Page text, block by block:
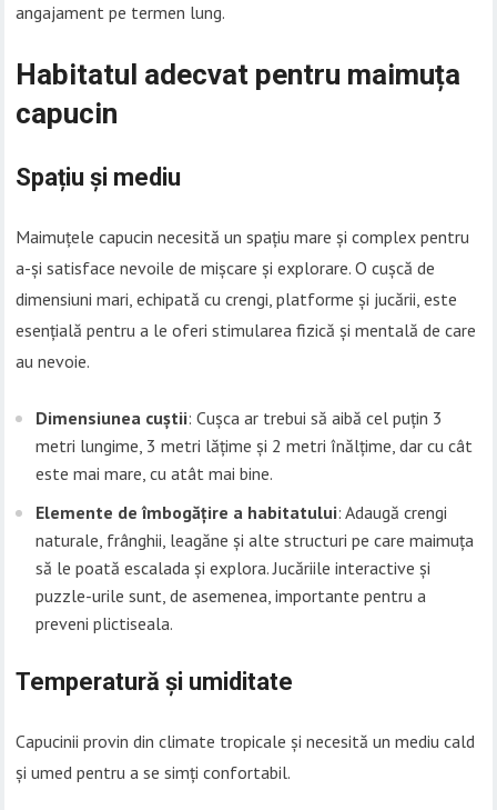
angajament pe termen lung.
Habitatul adecvat pentru maimuța
capucin
Spațiu și mediu
Maimuțele capucin necesită un spațiu mare și complex pentru
a-și satisface nevoile de mișcare și explorare. O cușcă de
dimensiuni mari, echipată cu crengi, platforme și jucării, este
esențială pentru a le oferi stimularea fizică și mentală de care
au nevoie.
Dimensiunea cuștii: Cușca ar trebui să aibă cel puțin 3
metri lungime, 3 metri lățime și 2 metri înălțime, dar cu cât
este mai mare, cu atât mai bine.
Elemente de îmbogățire a habitatului: Adaugă crengi
naturale, frânghii, leagăne și alte structuri pe care maimuța
să le poată escalada și explora. Jucăriile interactive și
puzzle-urile sunt, de asemenea, importante pentru a
preveni plictiseala.
Temperatură și umiditate
Capucinii provin din climate tropicale și necesită un mediu cald
și umed pentru a se simți confortabil.